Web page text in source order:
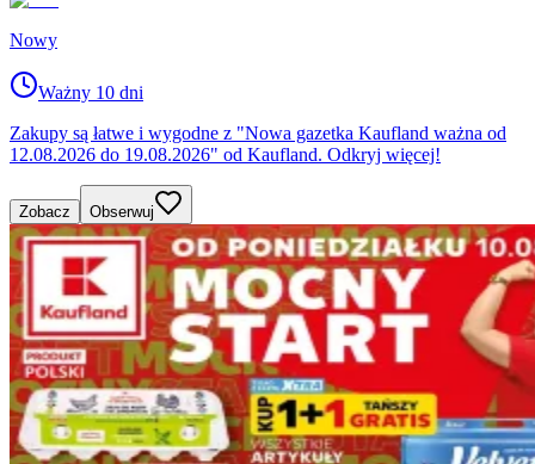
Nowy
Ważny 10 dni
Zakupy są łatwe i wygodne z "Nowa gazetka Kaufland ważna od
12.08.2026 do 19.08.2026" od Kaufland. Odkryj więcej!
Zobacz Obserwuj